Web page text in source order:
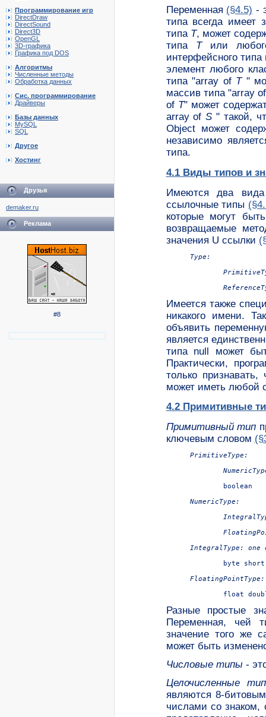
Программирование игр
DirectDraw
DirectSound
Direct3D
OpenGL
3D-графика
Графика под DOS
Алгоритмы
Численные методы
Обработка данных
Сис. программирование
Драйверы
Базы данных
MySQL
SQL
Другое
Хостинг
Друзья
demaker.ru
Реклама
#8
Переменная (§4.5) -
типа всегда имеет
типа T, может
типа T или
интерфейсного
элемент любого
типа "array of T"
массив типа "array
of T" может
array ofS " такой,
Object может
независимо
типа.
4.1 Виды типов и
Имеются два
ссылочные типы
которые могут
возвращаемые
значения U ссылки
Type:
Имеется также
никакого имени.
объявить
является
типа null может
Практически,
только
может иметь любой
4.2 Примитивные
Примитивный тип
ключевым словом
PrimitiveType:
NumericType:
IntegralType: one
FloatingPointType:
Разные простые
Переменная, чей
значение того же
может быть
Числовые типы -
Целочисленные
являются 8-
числами со знаком,